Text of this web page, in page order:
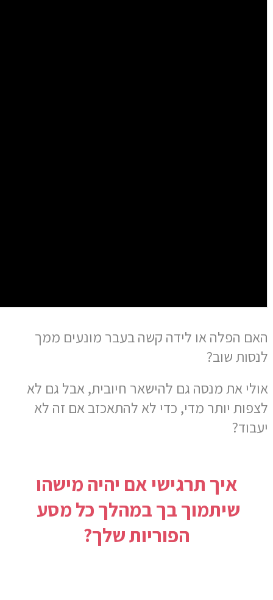
האם הפלה או לידה קשה בעבר מונעים ממך
לנסות שוב?
אולי את מנסה גם להישאר חיובית, אבל גם לא
לצפות יותר מדי, כדי לא להתאכזב אם זה לא
יעבוד?
איך תרגישי אם יהיה מישהו
שיתמוך בך במהלך כל מסע
הפוריות שלך?